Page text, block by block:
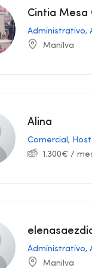
Cintia Mesa
Administrativo,
Manilva
Alina
Comercial,
1.300€ /
Administrativo,
Manilva